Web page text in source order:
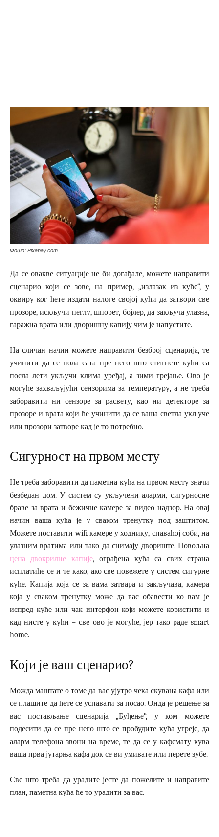
Фото: Pixabay.com
Да се овакве ситуације не би догађале, можете направити
сценарио који се зове, на пример, „излазак из куће“, у
оквиру ког ћете издати налоге својој кући да затвори све
прозоре, искључи пеглу, шпорет, бојлер, да закључа улазна,
гаражна врата или дворишну капију чим је напустите.
На сличан начин можете направити безброј сценарија, те
учинити да се пола сата пре него што стигнете кући са
посла лети укључи клима уређај, а зими грејање. Ово је
могуће захваљујући сензорима за температуру, а не треба
заборавити ни сензоре за расвету, као ни детекторе за
прозоре и врата који ће учинити да се ваша светла укључе
или прозори затворе кад је то потребно.
Сигурност на првом месту
Не треба заборавити да паметна кућа на првом месту значи
безбедан дом. У систем су укључени аларми, сигурносне
браве за врата и бежичне камере за видео надзор. На овај
начин ваша кућа је у сваком тренутку под заштитом.
Можете поставити wifi камере у ходнику, спаваћој соби, на
улазним вратима или тако да снимају двориште. Повољна
цена двокрилне капије, ограђена кућа са свих страна
исплатиће се и те како, ако све повежете у систем сигурне
куће. Капија која се за вама затвара и закључава, камера
која у сваком тренутку може да вас обавести ко вам је
испред куће или чак интерфон који можете користити и
кад нисте у кући – све ово је могуће, јер тако раде smart
home.
Који је ваш сценарио?
Можда маштате о томе да вас ујутро чека скувана кафа или
се плашите да ћете се успавати за посао. Онда је решење за
вас постављање сценарија „Буђење“, у ком можете
подесити да се пре него што се пробудите кућа угреје, да
аларм телефона звони на време, те да се у кафемату кува
ваша прва јутарња кафа док се ви умивате или перете зубе.
Све што треба да урадите јесте да пожелите и направите
план, паметна кућа ће то урадити за вас.